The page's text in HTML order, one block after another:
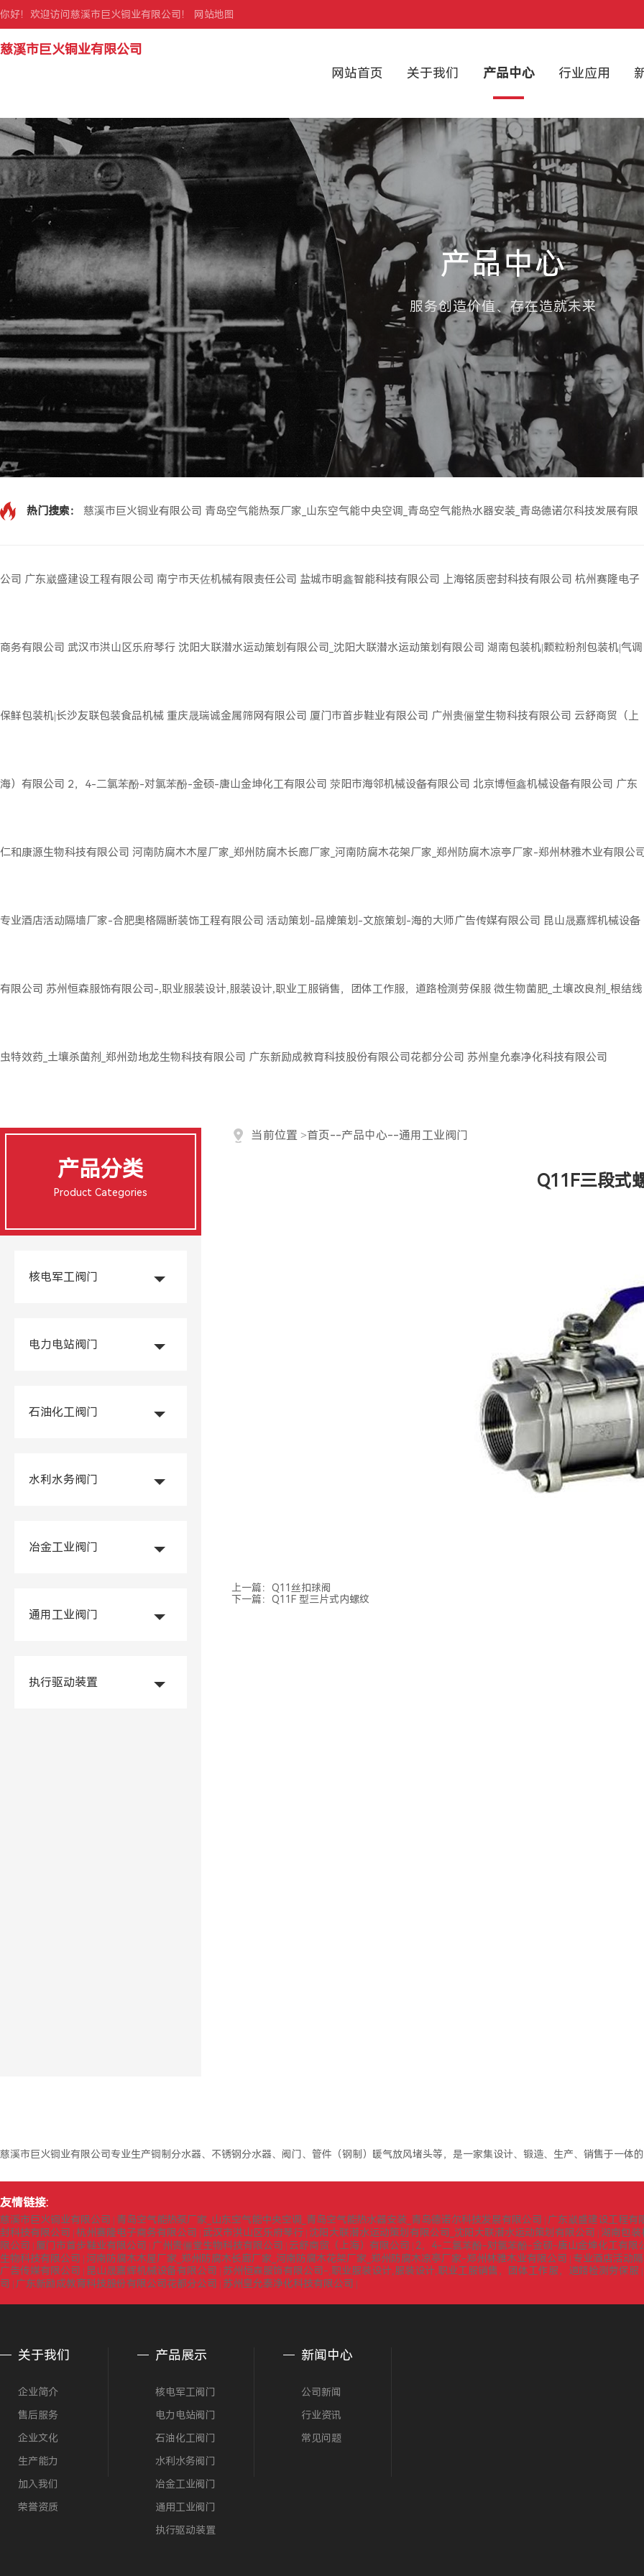
你好！欢迎访问慈溪市巨火铜业有限公司！ 网站地图
慈溪市巨火铜业有限公司
网站首页
关于我们 产品中心 行业应用
产品中心
服务创造价值、存在造就未来
热门搜索： 慈溪市巨火铜业有限公司 青岛空气能热泵厂家_山东空气能中央空调_青岛空气能热水器安装_青岛德诺尔科技发展有限
公司 广东崴盛建设工程有限公司 南宁市天佐机械有限责任公司 盐城市明鑫智能科技有限公司 上海铭质密封科技有限公司 杭州赛隆电子
商务有限公司 武汉市洪山区乐府琴行 沈阳大联潜水运动策划有限公司_沈阳大联潜水运动策划有限公司 湖南包装机|颗粒粉剂包装机|气调
保鲜包装机|长沙友联包装食品机械 重庆晟瑞诚金属筛网有限公司 厦门市首步鞋业有限公司 广州贵俪堂生物科技有限公司 云舒商贸（上
海）有限公司 2，4-二氯苯酚-对氯苯酚-金硕-唐山金坤化工有限公司 荥阳市海邻机械设备有限公司 北京博恒鑫机械设备有限公司 广东
仁和康源生物科技有限公司 河南防腐木木屋厂家_郑州防腐木长廊厂家_河南防腐木花架厂家_郑州防腐木凉亭厂家-郑州林雅木业有限公
专业酒店活动隔墙厂家-合肥奥格隔断装饰工程有限公司 活动策划-品牌策划-文旅策划-海的大师广告传媒有限公司 昆山晟嘉辉机械设备
有限公司 苏州恒森服饰有限公司-,职业服装设计,服装设计,职业工服销售，团体工作服，道路检测劳保服 微生物菌肥_土壤改良剂_根结线
虫特效药_土壤杀菌剂_郑州劲地龙生物科技有限公司 广东新励成教育科技股份有限公司花都分公司 苏州皇允泰净化科技有限公司
产品分类
Product Categories
核电军工阀门
电力电站阀门
石油化工阀门
水利水务阀门
冶金工业阀门
通用工业阀门
执行驱动装置
当前位置 >首页--产品中心--通用工业阀门
Q11F三段式
上一篇： Q11丝扣球阀
下一篇： Q11F 型三片式内螺纹
慈溪市巨火铜业有限公司专业生产铜制分水器、不锈钢分水器、阀门、管件（钢制）暖气放风堵头等，是一家集设计、锻造、生产、销售于一体
友情链接:
慈溪市巨火铜业有限公司 青岛空气能热泵厂家_山东空气能中央空调_青岛空气能热水器安装_青岛德诺尔科技发展有限公司
广东崴盛建设工程有
封科技有限公司
杭州赛隆电子商务有限公司 武汉市洪山区乐府琴行 沈阳大联潜水运动策划有限公司_沈阳大联潜水运动策划有限公司
湖南包
限公司
厦门市首步鞋业有限公司 广州贵俪堂生物科技有限公司 云舒商贸（上海）有限公司
2，4-二氯苯酚-对氯苯酚-金硕-唐山金坤化工有限
生物科技有限公司
河南防腐木木屋厂家_郑州防腐木长廊厂家_河南防腐木花架厂家_郑州防腐木凉亭厂家-郑州林雅木业有限公司
专业酒店活动
广告传媒有限公司
昆山晟嘉辉机械设备有限公司 苏州恒森服饰有限公司-,职业服装设计,服装设计,职业工服销售，团体工作服，道路检测劳保服
司 广东新励成教育科技股份有限公司花都分公司 苏州皇允泰净化科技有限公司
关于我们
企业简介
售后服务
企业文化
生产能力
加入我们
荣誉资质
产品展示
核电军工阀门
电力电站阀门
石油化工阀门
水利水务阀门
冶金工业阀门
通用工业阀门
执行驱动装置
新闻中心
公司新闻
行业资讯
常见问题